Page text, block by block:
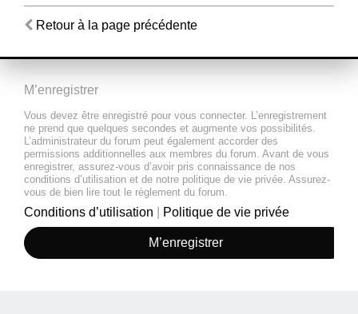
Retour à la page précédente
M’enregistrer
Vous devez être enregistré pour vous connecter. L’enregistrement
ne prend que quelques secondes et augmente vos possibilités.
L’administrateur du forum peut également accorder des
permissions additionnelles aux membres du forum. Avant de vous
enregistrer, assurez-vous d’avoir pris connaissance de nos
conditions d’utilisation et de notre politique de vie privée. Assurez-
vous de bien lire tout le règlement du forum.
Conditions d’utilisation Politique de vie privée
M’enregistrer